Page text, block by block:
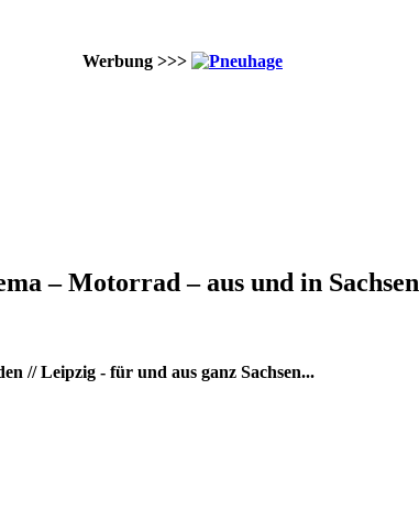
Werbung >>>
– Motorrad – aus und in Sachsen
// Leipzig - für und aus ganz Sachsen...